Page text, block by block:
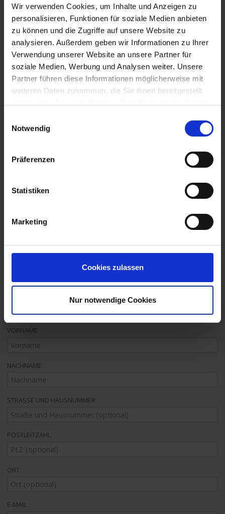
Wir verwenden Cookies, um Inhalte und Anzeigen zu
personalisieren, Funktionen für soziale Medien anbieten
zu können und die Zugriffe auf unsere Website zu
analysieren. Außerdem geben wir Informationen zu Ihrer
Verwendung unserer Website an unsere Partner für
soziale Medien, Werbung und Analysen weiter. Unsere
Partner führen diese Informationen möglicherweise mit
weiteren Daten zusammen, die Sie ihnen bereitgestellt
Notwendig
Präferenzen
Statistiken
Marketing
Cookies zulassen
Nur notwendige Cookies
A-ROSA VIVA
ROUTE Le Peqc nach Le Peqc
ANGEBOT 175436-2569228
Personen
KABINE
Kabine wählen
ANZAHL ERWACHSENE
ANZAHL MITREISENDER KINDER
GETRÄNKEPAKETE & MEHR
Bitte wählen
Herr Frau
VORNAME
NACHNAME
STRASSE UND HAUSNUMMER
POSTLEITZAHL
ORT
E-MAIL